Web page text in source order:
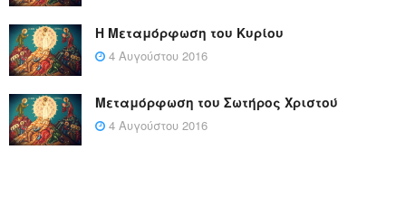
Η Μεταμόρφωση του Κυρίου
4 Αυγούστου 2016
Μεταμόρφωση του Σωτήρος Χριστού
4 Αυγούστου 2016